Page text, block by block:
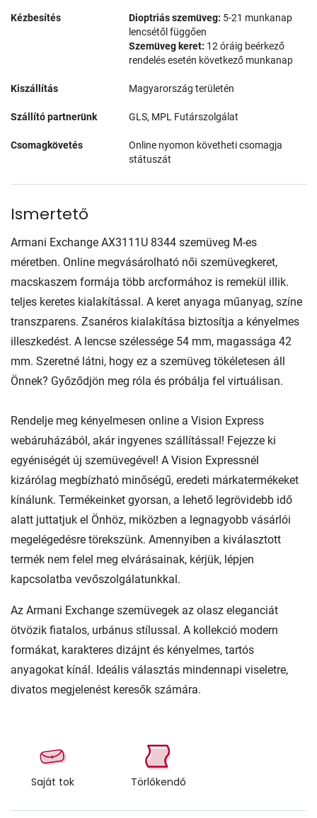
Kézbesítés Dioptriás szemüveg: 5-21 munkanap
lencsétől függően
Szemüveg keret: 12 óráig beérkező
rendelés esetén következő munkanap
Kiszállítás Magyarország területén
Szállító partnerünk GLS, MPL Futárszolgálat
Csomagkövetés
Online nyomon követheti csomagja
státuszát
Ismertető
Armani Exchange AX3111U 8344 szemüveg M-es
méretben. Online megvásárolható női szemüvegkeret,
macskaszem formája több arcformához is remekül illik.
teljes keretes kialakítással. A keret anyaga műanyag, színe
transzparens. Zsanéros kialakítása biztosítja a kényelmes
illeszkedést. A lencse szélessége 54 mm, magassága 42
mm. Szeretné látni, hogy ez a szemüveg tökéletesen áll
Önnek? Győződjön meg róla és próbálja fel virtuálisan.
Rendelje meg kényelmesen online a Vision Express
webáruházából, akár ingyenes szállítással! Fejezze ki
egyéniségét új szemüvegével! A Vision Expressnél
kizárólag megbízható minőségű, eredeti márkatermékeket
kínálunk. Termékeinket gyorsan, a lehető legrövidebb idő
alatt juttatjuk el Önhöz, miközben a legnagyobb vásárlói
megelégedésre törekszünk. Amennyiben a kiválasztott
termék nem felel meg elvárásainak, kérjük, lépjen
kapcsolatba vevőszolgálatunkkal.
Az Armani Exchange szemüvegek az olasz eleganciát
ötvözik fiatalos, urbánus stílussal. A kollekció modern
formákat, karakteres dizájnt és kényelmes, tartós
anyagokat kínál. Ideális választás mindennapi viseletre,
divatos megjelenést keresők számára.
Saját tok Törlőkendő